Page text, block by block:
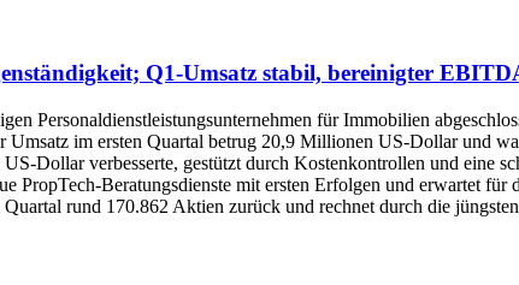
Q1-Umsatz stabil, bereinigter
Personaldienstleistungsunternehmen für Immobilien
Umsatz im ersten Quartal betrug 20,9 Millionen US-Dollar und
Dollar verbesserte, gestützt durch Kostenkontrollen und eine
PropTech-Beratungsdienste mit ersten Erfolgen und erwartet
rund 170.862 Aktien zurück und rechnet durch die